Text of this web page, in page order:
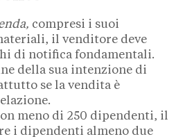
compresi i suoi
il venditore deve
di notifica fondamentali.
della sua intenzione di
se la vendita è
meno di 250 dipendenti, il
i dipendenti almeno due